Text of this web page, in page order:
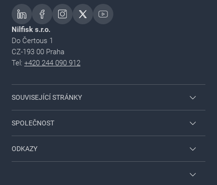
Nilfisk s.r.o.
Do Čertous 1
CZ-193 00 Praha
Tel: +420 244 090 912
SOUVISEJÍCÍ STRÁNKY
Pro domácnost & zahradu
Viper
SPOLEČNOST
O společnosti Nilfisk
ODKAZY